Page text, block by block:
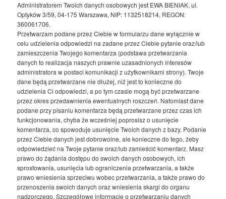
Administratorem Twoich danych osobowych jest EWA BIENIAK, ul.
Optyków 3/59, 04-175 Warszawa, NIP: 1132518214, REGON:
360061706.
Przetwarzam podane przez Ciebie w formularzu dane wyłącznie w
celu udzielenia odpowiedzi na zadane przez Ciebie pytanie oraz/lub
zamieszczenia Twojego komentarza (podstawa przetwarzania
danych to realizacja naszych prawnie uzasadnionych interesów
administratora w postaci komunikacji z użytkownikami strony). Twoje
dane będą przetwarzane nie dłużej, niż jest to konieczne do
udzielenia Ci odpowiedzi, a po tym czasie mogą być przetwarzane
przez okres przedawnienia ewentualnych roszczeń. Natomiast dane
podane przy pisaniu komentarza będą przetwarzane przez czas ich
funkcjonowania, chyba że wcześniej poprosisz o usunięcie
komentarza, co spowoduje usunięcie Twoich danych z bazy. Podanie
przez Ciebie danych jest dobrowolne, ale konieczne do tego, żeby
odpowiedzieć na Twoje pytanie oraz/lub zamieścić komentarz. Masz
prawo do żądania dostępu do swoich danych osobowych, ich
sprostowania, usunięcia lub ograniczenia przetwarzania, a także
prawo wniesienia sprzeciwu wobec przetwarzania, a także prawo do
przenoszenia swoich danych oraz wniesienia skargi do organu
nadzorczego. Szczegółowe informacje o przetwarzaniu danych